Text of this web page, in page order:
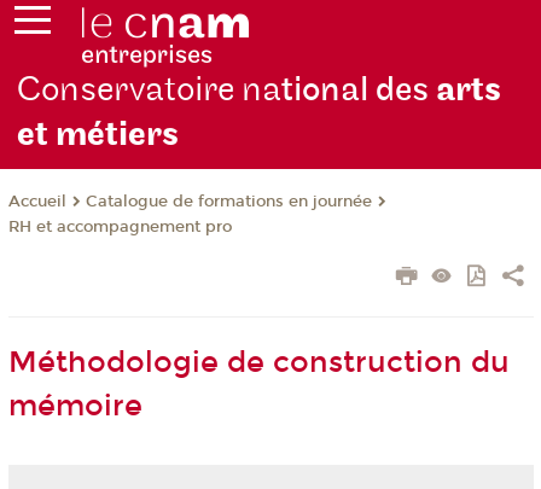
Conservatoire national des arts
et métiers
Accueil
Catalogue de formations en journée
RH et accompagnement pro
Méthodologie de construction du
mémoire